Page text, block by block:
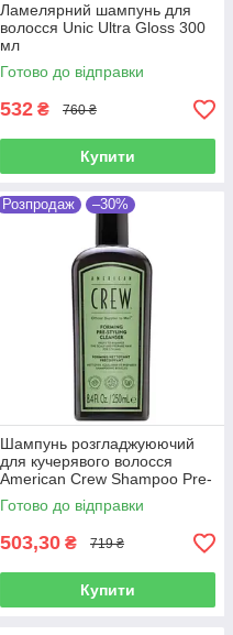
Ламелярний шампунь для
волосся Unic Ultra Gloss 300
мл
Готово до відправки
532 ₴ 760 ₴
Купити
Розпродаж –30%
Шампунь розгладжуюючий
для кучерявого волосся
American Crew Shampoo Pre-
styling Forming 250 мл
Готово до відправки
503,30 ₴ 719 ₴
Купити